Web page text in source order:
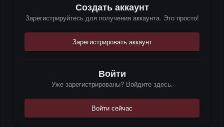
Создать аккаунт
Зарегистрируйтесь для получения аккаунта. Это просто!
Зарегистрировать аккаунт
Войти
Уже зарегистрированы? Войдите здесь.
Войти сейчас